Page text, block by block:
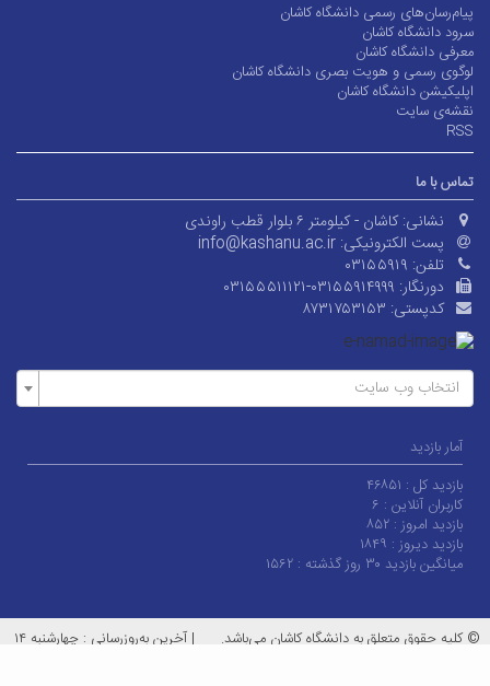
پیام‌رسان‌های رسمی دانشگاه کاشان
سرود دانشگاه کاشان
معرفی دانشگاه کاشان
لوگوی رسمی و هویت بصری دانشگاه کاشان
اپلیکیشن دانشگاه کاشان
نقشه‌ی سایت
RSS
تماس با ما
نشانی: کاشان - کیلومتر ۶ بلوار قطب راوندی
پست الکترونیکی: info@kashanu.ac.ir
تلفن: ۰۳۱۵۵۹۱۹
دورنگار: ۰۳۱۵۵۵۱۱۱۲۱-۰۳۱۵۵۹۱۴۹۹۹
کدپستی: ۸۷۳۱۷۵۳۱۵۳
انتخاب وب سایت
آمار بازدید
بازدید کل : ۴۶۸۵۱
کاربران آنلاین : ۶
بازدید امروز : ۸۵۲
بازدید دیروز : ۱۸۴۹
میانگین بازدید ۳۰ روز گذشته :
۱۵۶۲
© کلیه حقوق متعلق به دانشگاه کاشان می‌باشد. |
آخرین به‌روزرسانی : چهارشنبه ۱۴